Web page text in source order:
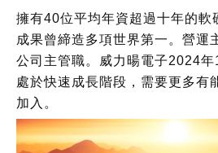
擁有40位平均年資超過十年的軟
成果曾締造多項世界第一。營運
公司主管職。威力暘電子2024
處於快速成長階段，需要更多有
加入。